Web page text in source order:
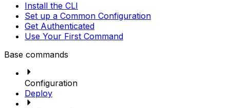
Install the CLI
Set up a Common Configuration
Get Authenticated
Use Your First Command
Base commands
Configuration
Deploy